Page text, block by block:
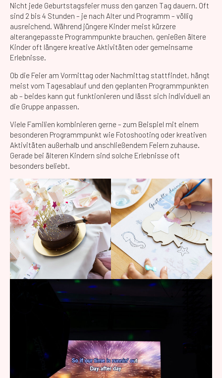
Nicht jede Geburtstagsfeier muss den ganzen Tag dauern. Oft
sind 2 bis 4 Stunden – je nach Alter und Programm – völlig
ausreichend. Während jüngere Kinder meist kürzere
alterangepasste Programmpunkte brauchen, genießen ältere
Kinder oft längere kreative Aktivitäten oder gemeinsame
Erlebnisse.
Ob die Feier am Vormittag oder Nachmittag stattfindet, hängt
meist vom Tagesablauf und den geplanten Programmpunkten
ab – beides kann gut funktionieren und lässt sich individuell an
die Gruppe anpassen.
Viele Familien kombinieren gerne – zum Beispiel mit einem
besonderen Programmpunkt wie Fotoshooting oder kreativen
Aktivitäten außerhalb und anschließendem Feiern zuhause.
Gerade bei älteren Kindern sind solche Erlebnisse oft
besonders beliebt.